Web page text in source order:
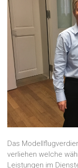
Das
verliehen welche
Leistungen im